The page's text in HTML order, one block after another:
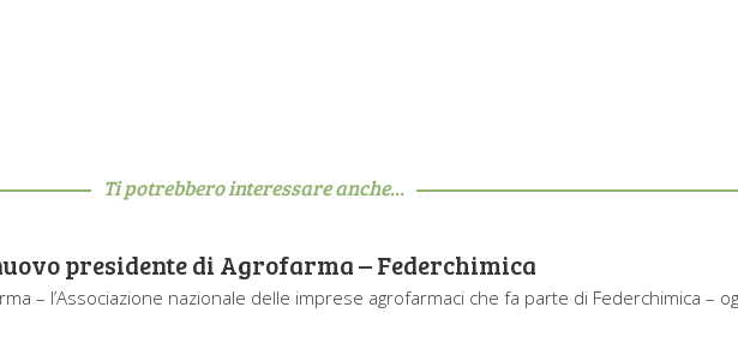
Ti potrebbero interessare anche...
presidente di Agrofarma – Federchimica
– l’Associazione nazionale delle imprese agrofarmaci che fa parte di Federchimica –